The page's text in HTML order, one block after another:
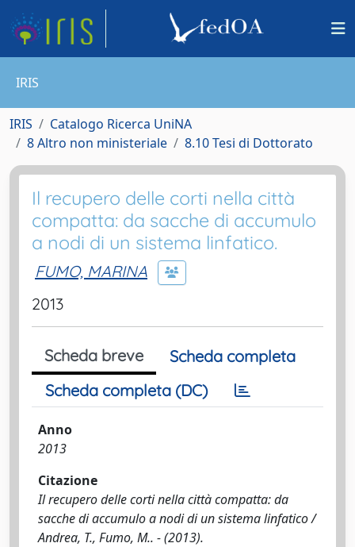
IRIS
IRIS
Catalogo Ricerca UniNA
8 Altro non ministeriale
8.10 Tesi di Dottorato
Il recupero delle corti nella città
compatta: da sacche di accumulo
a nodi di un sistema linfatico.
FUMO, MARINA
2013
Scheda breve
Scheda completa
Scheda completa (DC)
Anno
2013
Citazione
Il recupero delle corti nella città compatta: da
sacche di accumulo a nodi di un sistema linfatico /
Andrea, T., Fumo, M.. - (2013).